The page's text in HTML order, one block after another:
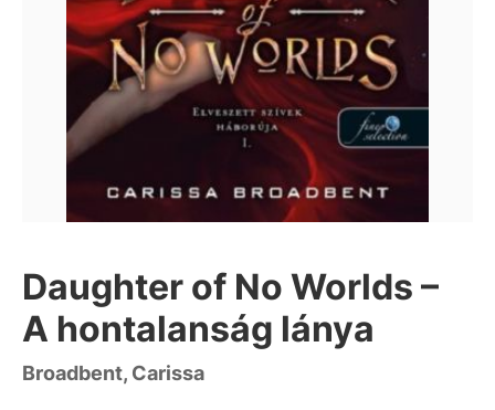
Daughter of No Worlds –
A hontalanság lánya
Broadbent, Carissa